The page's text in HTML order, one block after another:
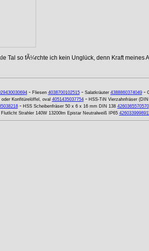
Tal so fÃ¼rchte ich kein Unglück, denn Kraft meines
- Fliesen 4038700102515- Salatkräuter 4388860374049-
oder Konfitürelöffel, oval 4051435037754- HSS-TiN Vierzahnfräser
- HSS Scheibenfräser 50 x 6 x 16 mm DIN 138 4260365570570
Flutlicht Strahler 140W 13200lm Epistar Neutralweiß IP65